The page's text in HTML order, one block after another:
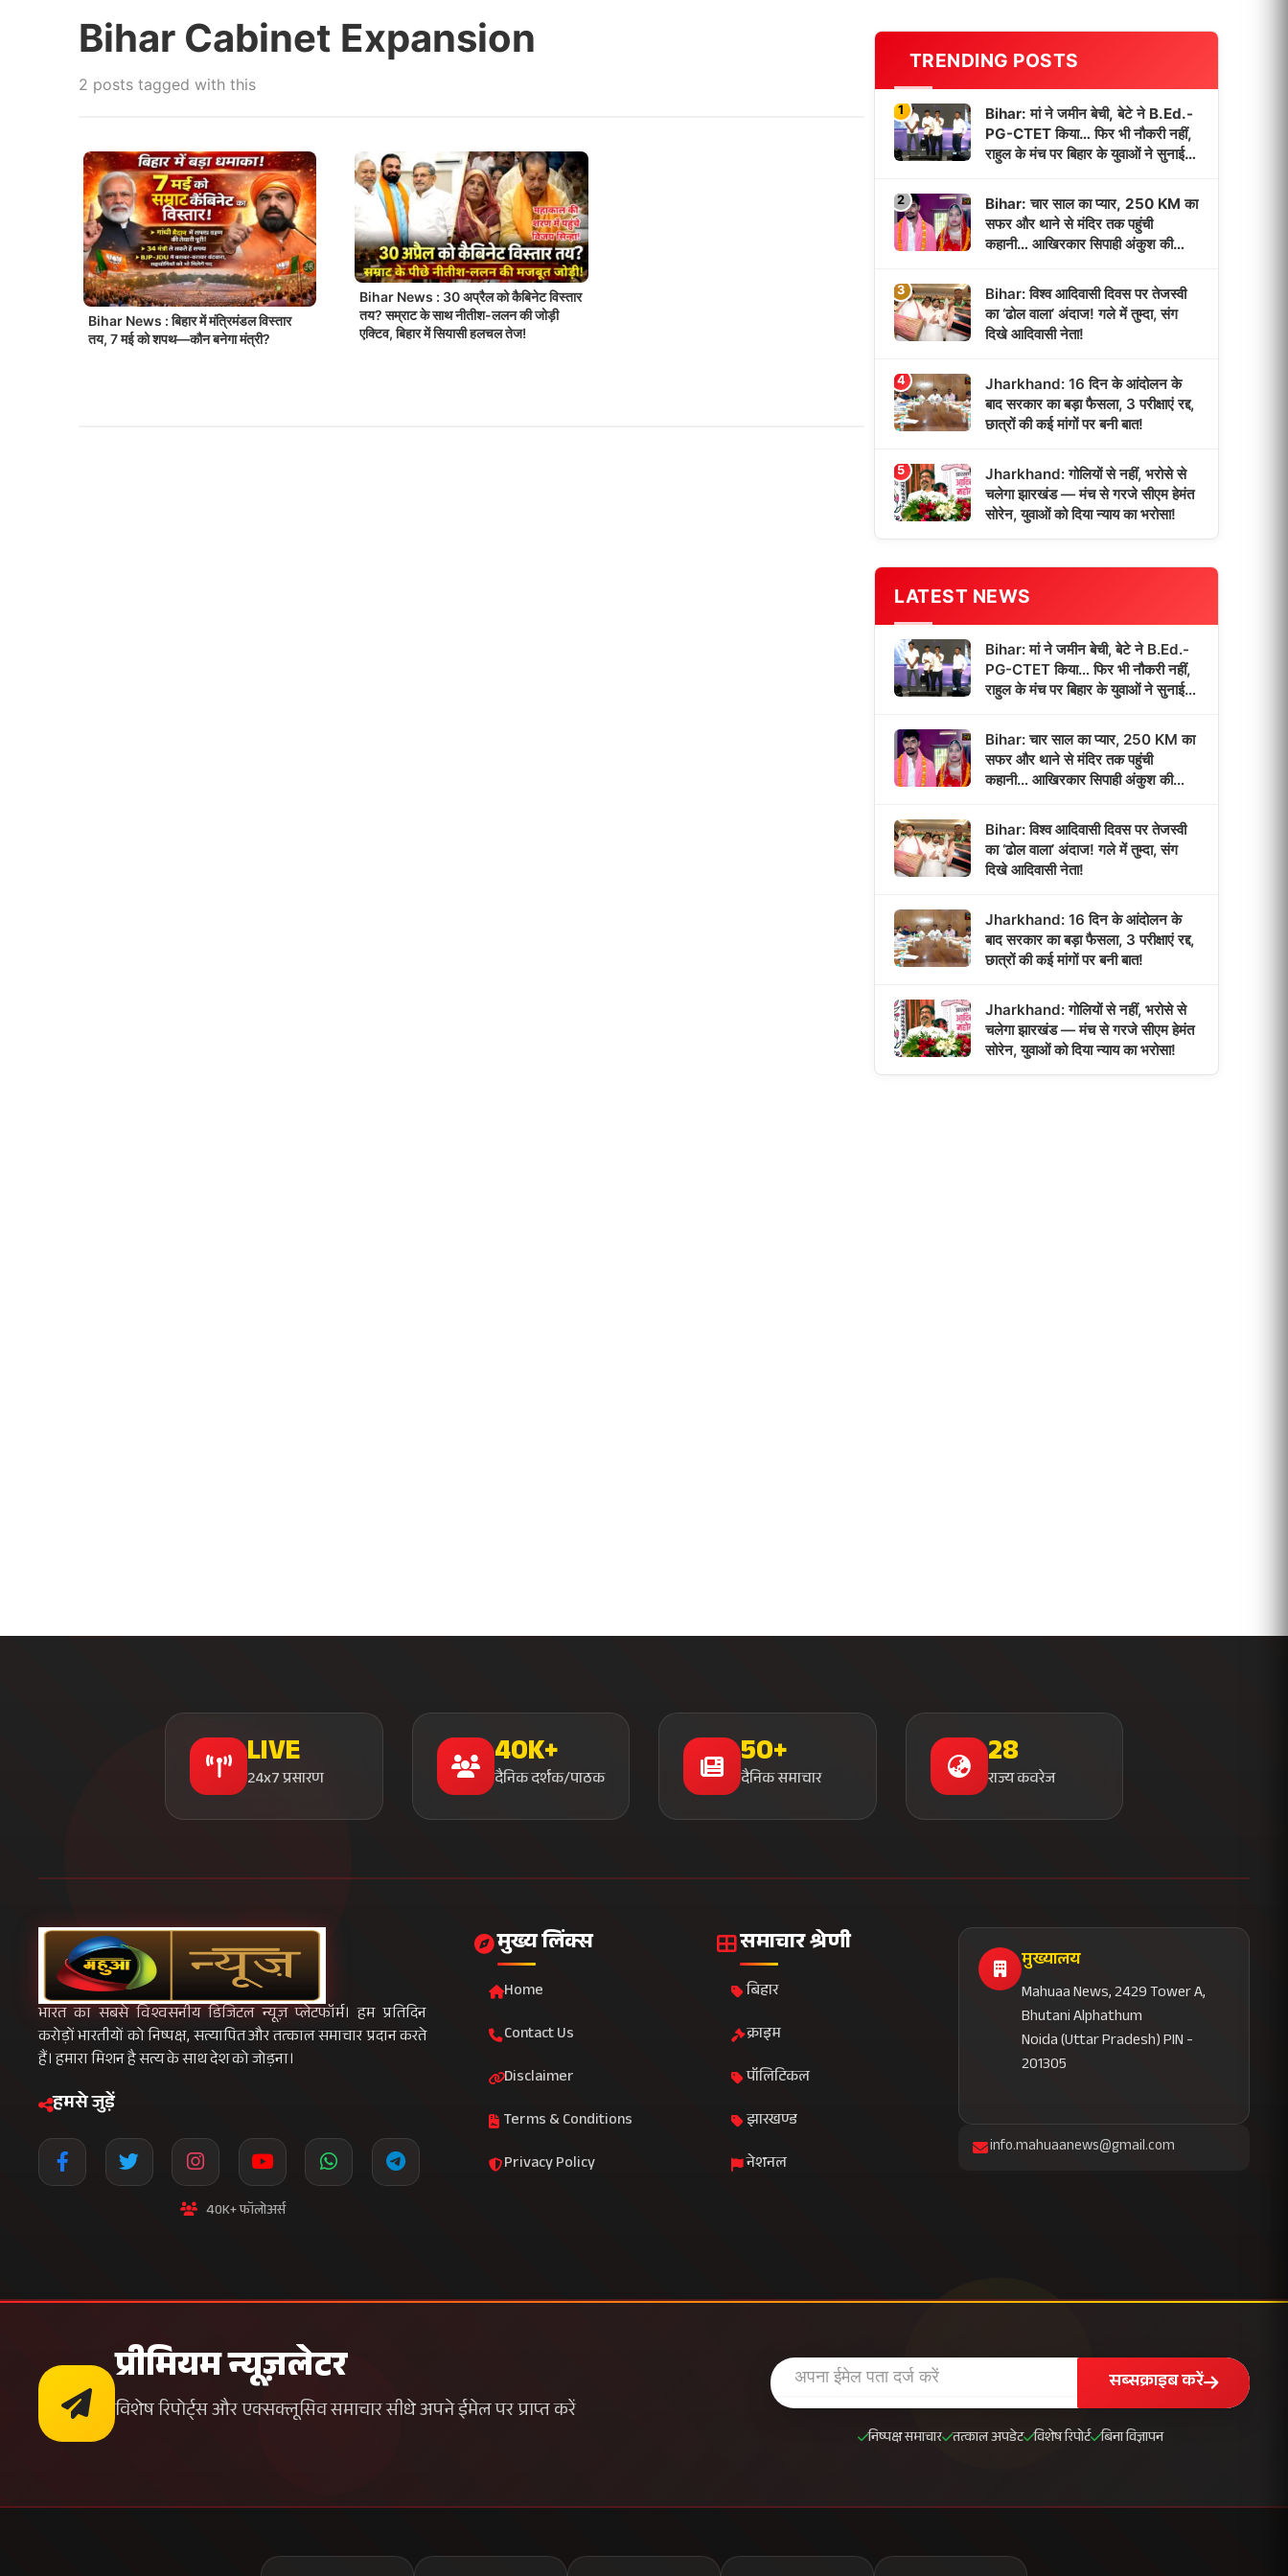
Bihar Cabinet Expansion
2 posts tagged with this
Bihar News : बिहार में मंत्रिमंडल विस्तार
तय, 7 मई को शपथ—कौन बनेगा मंत्री?
Bihar News : 30 अप्रैल को कैबिनेट विस्तार
तय? सम्राट के साथ नीतीश-ललन की जोड़ी
एक्टिव, बिहार में सियासी हलचल तेज!
TRENDING POSTS
1
Bihar: मां ने जमीन बेची, बेटे ने B.Ed.-
PG-CTET किया… फिर भी नौकरी नहीं,
राहुल के मंच पर बिहार के युवाओं ने सुनाई
2
Bihar: चार साल का प्यार, 250 KM का
सफर और थाने से मंदिर तक पहुंची
कहानी… आखिरकार सिपाही अंकुश की
3
Bihar: विश्व आदिवासी दिवस पर तेजस्वी
का ‘ढोल वाला’ अंदाज! गले में तुम्दा, संग
दिखे आदिवासी नेता!
4
Jharkhand: 16 दिन के आंदोलन के
बाद सरकार का बड़ा फैसला, 3 परीक्षाएं रद्द,
छात्रों की कई मांगों पर बनी बात!
5
Jharkhand: गोलियों से नहीं, भरोसे से
चलेगा झारखंड — मंच से गरजे सीएम हेमंत
सोरेन, युवाओं को दिया न्याय का भरोसा!
LATEST NEWS
Bihar: मां ने जमीन बेची, बेटे ने B.Ed.-
PG-CTET किया… फिर भी नौकरी नहीं,
राहुल के मंच पर बिहार के युवाओं ने सुनाई
Bihar: चार साल का प्यार, 250 KM का
सफर और थाने से मंदिर तक पहुंची
कहानी… आखिरकार सिपाही अंकुश की
Bihar: विश्व आदिवासी दिवस पर तेजस्वी
का ‘ढोल वाला’ अंदाज! गले में तुम्दा, संग
दिखे आदिवासी नेता!
Jharkhand: 16 दिन के आंदोलन के
बाद सरकार का बड़ा फैसला, 3 परीक्षाएं रद्द,
छात्रों की कई मांगों पर बनी बात!
Jharkhand: गोलियों से नहीं, भरोसे से
चलेगा झारखंड — मंच से गरजे सीएम हेमंत
सोरेन, युवाओं को दिया न्याय का भरोसा!
LIVE
24x7 प्रसारण
40K+
दैनिक दर्शक/पाठक
50+
दैनिक समाचार
28
राज्य कवरेज
भारत का सबसे विश्वसनीय डिजिटल न्यूज़ प्लेटफॉर्म। हम प्रतिदिन
करोड़ों भारतीयों को निष्पक्ष, सत्यापित और तत्काल समाचार प्रदान करते
हैं। हमारा मिशन है सत्य के साथ देश को जोड़ना।
हमसे जुड़ें
40K+ फॉलोअर्स
मुख्य लिंक्स
Home
Contact Us
Disclaimer
Terms & Conditions
Privacy Policy
समाचार श्रेणी
बिहार
क्राइम
पॉलिटिकल
झारखण्ड
नेशनल
मुख्यालय
Mahuaa News, 2429 Tower A,
Bhutani Alphathum
Noida (Uttar Pradesh) PIN -
201305
info.mahuaanews@gmail.com
प्रीमियम न्यूज़लेटर
विशेष रिपोर्ट्स और एक्सक्लूसिव समाचार सीधे अपने ईमेल पर प्राप्त करें
सब्सक्राइब करें
निष्पक्ष समाचार तत्काल अपडेट विशेष रिपोर्ट बिना विज्ञापन